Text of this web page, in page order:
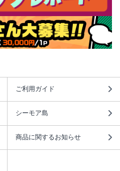
ご利用ガイド
シーモア島
商品に関するお知らせ